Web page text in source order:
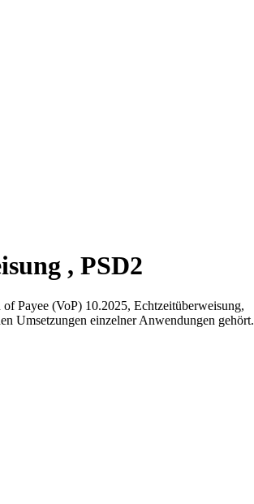
, PSD2
Payee (VoP) 10.2025, Echtzeitüberweisung,
Umsetzungen einzelner Anwendungen gehört.